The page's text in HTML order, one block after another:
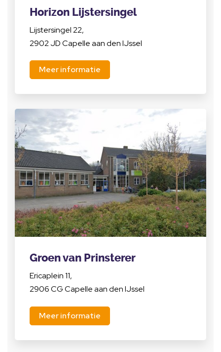
Horizon Lijstersingel
Lijstersingel 22,
2902 JD Capelle aan den IJssel
Meer informatie
Groen van Prinsterer
Ericaplein 11,
2906 CG Capelle aan den IJssel
Meer informatie